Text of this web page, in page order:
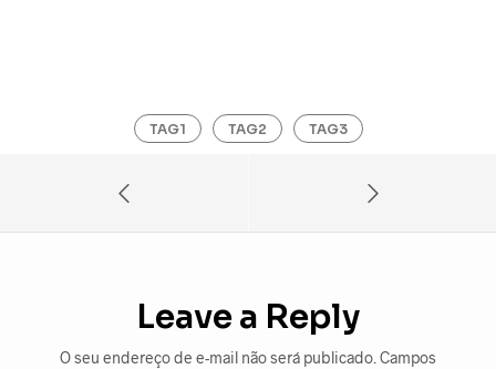
TAG1 TAG2 TAG3
Leave a Reply
O seu endereço de e-mail não será publicado. Campos